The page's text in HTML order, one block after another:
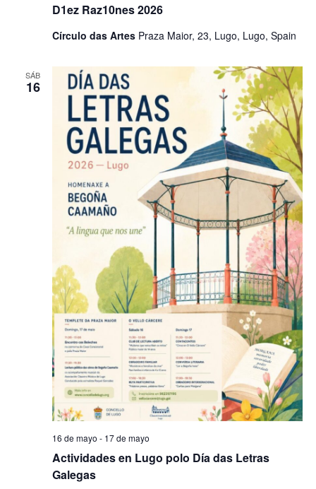
D1ez Raz10nes 2026
Círculo das Artes Praza Maior, 23, Lugo, Lugo, Spain
SÁB
16
Actividades en Lugo polo Día das Letras
Galegas
16 de mayo - 17 de mayo